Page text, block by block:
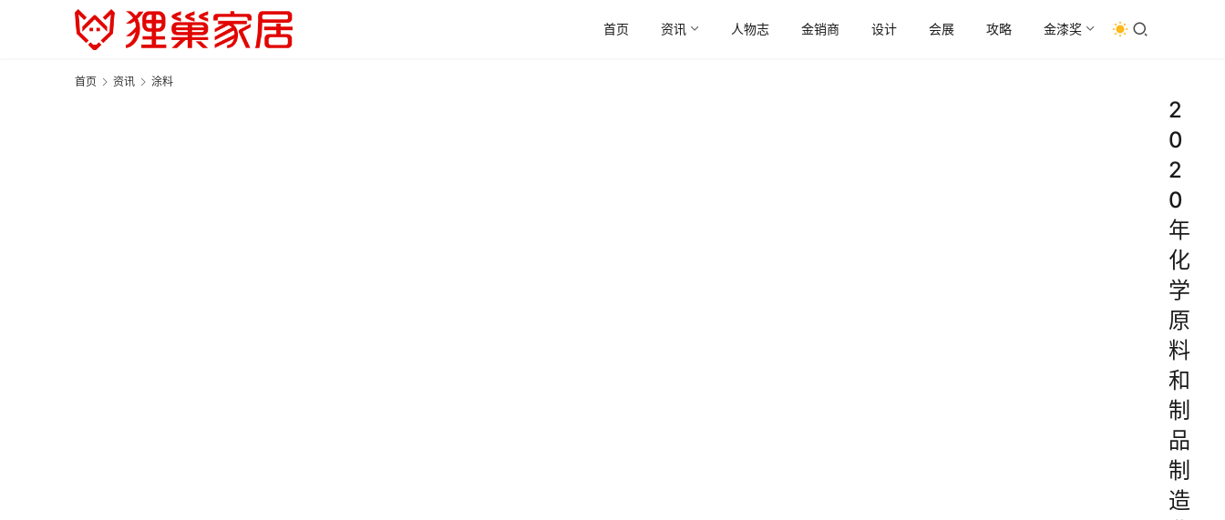
首页 资讯 人物志 金销商 设计 会展 攻略 金漆奖
首页 资讯 涂料
2
0
2
0
年
化
学
原
料
和
制
品
制
造